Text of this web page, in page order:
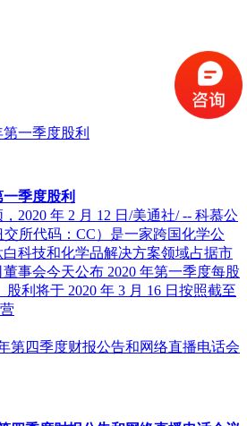
季度股利
2020 年 2 月 12 日/美通社/ -- 科慕公
交所代码：CC）是一家跨国化学公
科技和化学品解决方案领域占据市
事会今天公布 2020 年第一季度每股
股利将于 2020 年 3 月 16 日按照截至